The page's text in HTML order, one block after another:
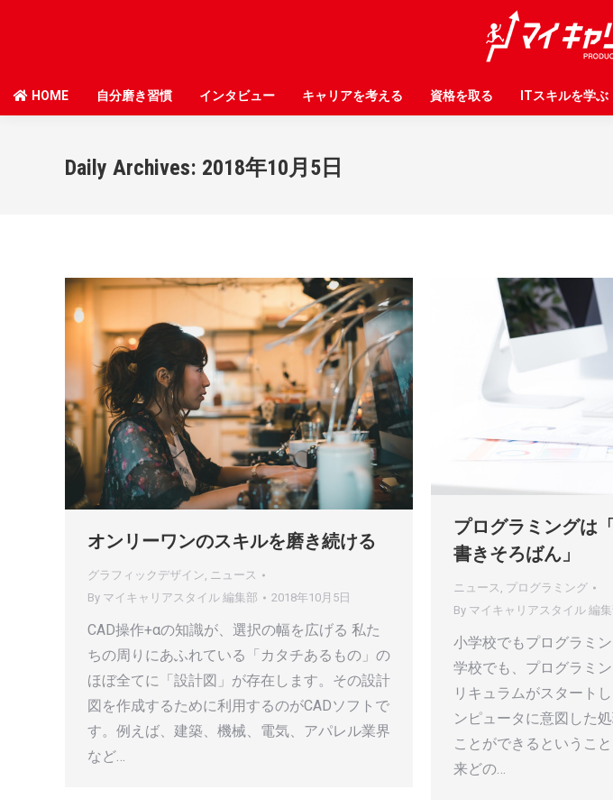
HOME 自分磨き習慣 インタビュー キャリアを考える 資格を取る ITスキルを学ぶ
Daily Archives: 2018年10月5日
オンリーワンのスキルを磨き続ける
グラフィックデザイン, ニュース
By マイキャリアスタイル 編集部 2018年10月5日
CAD操作+αの知識が、選択の幅を広げる 私た
ちの周りにあふれている「カタチあるもの」の
ほぼ全てに「設計図」が存在します。その設計
図を作成するために利用するのがCADソフトで
す。例えば、建築、機械、電気、アパレル業界
など…
プログラミングは
書きそろばん」
ニュース , プログラミング
By マイキャリアスタイル 編
小学校でもプログラミ
学校でも、プログラミ
リキュラムがスタート
ンピュータに意図した
ことができるというこ
来どの…
HOME 自分磨き習慣 インタビュー キャリアを考える 資格を取る ITスキルを学ぶ